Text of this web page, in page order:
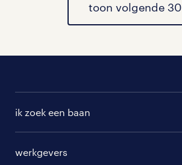
vacatures in Rotstergaast
toon volgende 30
ik zoek een baan
werkgevers